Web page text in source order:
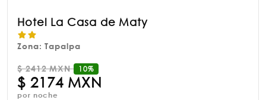
Hotel La Casa de Maty
Zona: Tapalpa
$2412 MXN 10%
$ 2174 MXN
por noche